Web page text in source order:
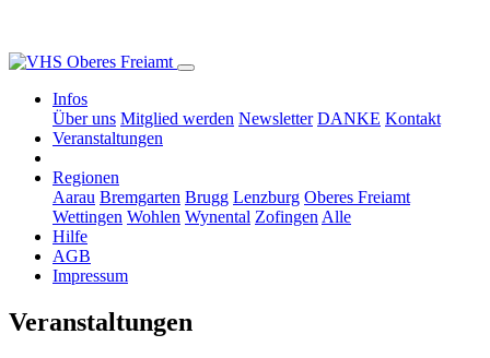
Infos
Über uns Mitglied werden Newsletter DANKE Kontakt
Veranstaltungen
Regionen
Aarau Bremgarten Brugg Lenzburg Oberes Freiamt
Wettingen Wohlen Wynental Zofingen Alle
Hilfe
AGB
Impressum
Veranstaltungen